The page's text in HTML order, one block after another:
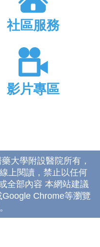
社區服務
影片專區
大學附設醫院所有，
上閱讀，禁止以任何
全部內容 本網站建議
Chrome等瀏覽